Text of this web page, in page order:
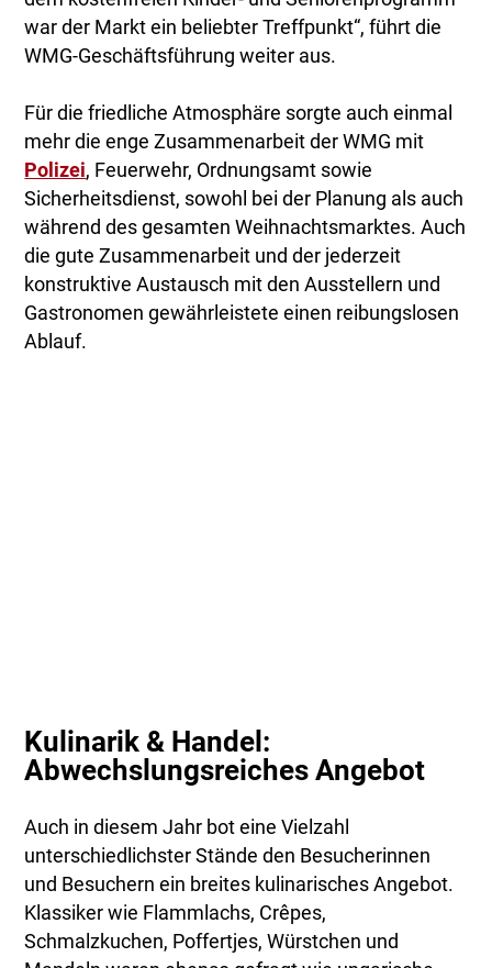
war der Markt ein beliebter Treffpunkt“, führt die
WMG-Geschäftsführung weiter aus.
Für die friedliche Atmosphäre sorgte auch einmal
mehr die enge Zusammenarbeit der WMG mit
Polizei, Feuerwehr, Ordnungsamt sowie
Sicherheitsdienst, sowohl bei der Planung als auch
während des gesamten Weihnachtsmarktes. Auch
die gute Zusammenarbeit und der jederzeit
konstruktive Austausch mit den Ausstellern und
Gastronomen gewährleistete einen reibungslosen
Ablauf.
Kulinarik & Handel:
Abwechslungsreiches Angebot
Auch in diesem Jahr bot eine Vielzahl
unterschiedlichster Stände den Besucherinnen
und Besuchern ein breites kulinarisches Angebot.
Klassiker wie Flammlachs, Crêpes,
Schmalzkuchen, Poffertjes, Würstchen und